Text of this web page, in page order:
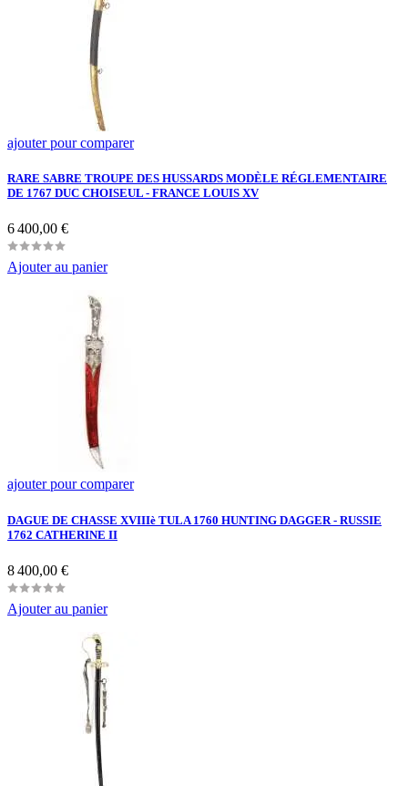
ajouter pour comparer
RARE SABRE TROUPE DES HUSSARDS MODÈLE RÉGLEMENTAIRE
DE 1767 DUC CHOISEUL - FRANCE LOUIS XV
Prix
6 400,00 €
Ajouter au panier
ajouter pour comparer
DAGUE DE CHASSE XVIIIè TULA 1760 HUNTING DAGGER - RUSSIE
1762 CATHERINE II
Prix
8 400,00 €
Ajouter au panier